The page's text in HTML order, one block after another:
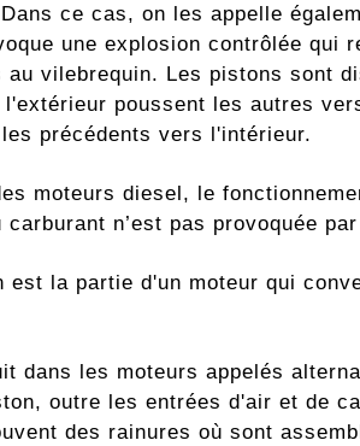
ce cas, on les appelle
une explosion contrôlée qui
au vilebrequin. Les pistons sont
l'extérieur poussent les autres
précédents vers l'intérieur.
moteurs diesel, le
carburant n’est pas provoquée
est la partie d'un moteur qui
dans les moteurs appelés
outre les entrées d'air et de
des rainures où sont